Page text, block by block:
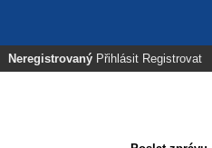
Neregistrovaný Přihlásit Registrovat